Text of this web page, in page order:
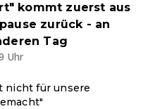
kommt zuerst aus
zurück - an
Tag
Uhr
nicht für unsere